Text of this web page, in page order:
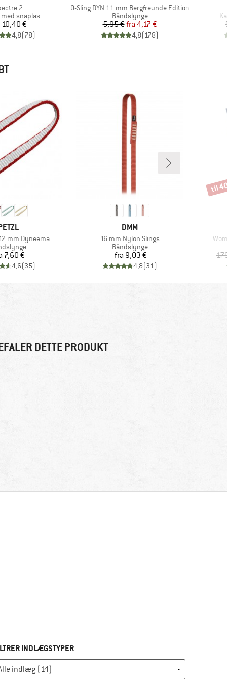
2
snaplås
Pris
10,40 €
4,8(78)
Artikel
O-Sling DYN 11 mm Bergfreunde Edition
Produktgruppe
Båndslynge
Pris
5,95 € Nedsat pris
fra 4,17 €
4,8(178)
mm Dyneema
Pris
7,60 €
4,6(35)
MÆRKE
DMM
Artikel
16 mm Nylon Slings
Produktgruppe
Båndslynge
Pris
fra 9,03 €
4,8(31)
Rabat
til
DETTE PRODUKT
INDLÆGSTYPER